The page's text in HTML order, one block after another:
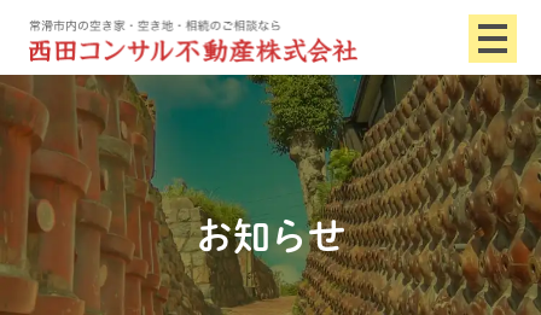
お知らせ